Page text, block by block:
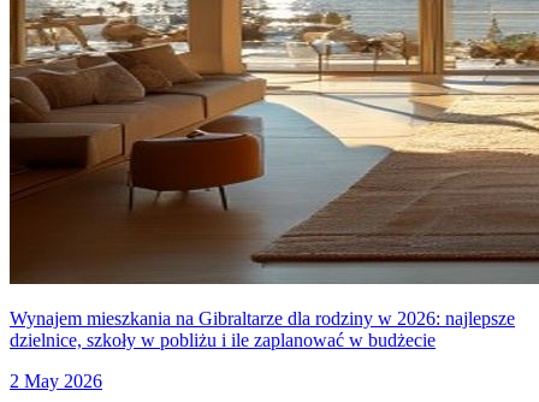
Wynajem mieszkania na Gibraltarze dla rodziny w 2026: najlepsze
dzielnice, szkoły w pobliżu i ile zaplanować w budżecie
2 May 2026